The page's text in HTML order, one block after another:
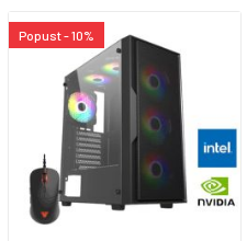
Popust - 10%